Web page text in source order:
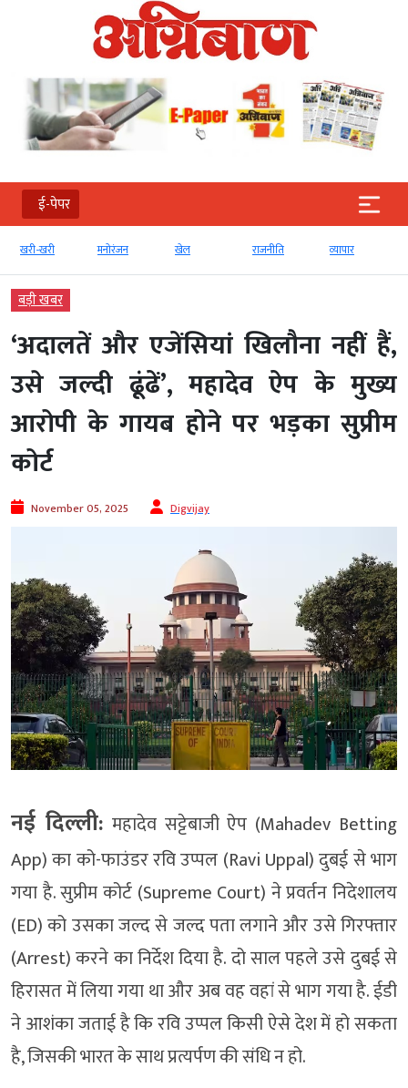
ई-पेपर
खरी-खरी मनोरंजन खेल राजनीति व्‍यापार
बड़ी खबर
‘अदालतें और एजेंसियां खिलौना नहीं हैं,
उसे जल्दी ढूंढें’, महादेव ऐप के मुख्य
आरोपी के गायब होने पर भड़का सुप्रीम
कोर्ट
November 05, 2025 Digvijay
नई दिल्ली: महादेव सट्टेबाजी ऐप (Mahadev Betting
App) का को-फाउंडर रवि उप्पल (Ravi Uppal) दुबई से भाग
गया है. सुप्रीम कोर्ट (Supreme Court) ने प्रवर्तन निदेशालय
(ED) को उसका जल्द से जल्द पता लगाने और उसे गिरफ्तार
(Arrest) करने का निर्देश दिया है. दो साल पहले उसे दुबई से
हिरासत में लिया गया था और अब वह वहां से भाग गया है. ईडी
ने आशंका जताई है कि रवि उप्पल किसी ऐसे देश में हो सकता
है, जिसकी भारत के साथ प्रत्यर्पण की संधि न हो.